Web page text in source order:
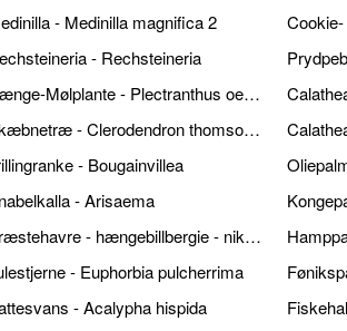
- Medinilla magnifica 2
- Rechsteineria
Hænge-Mølplante - Plectranthus oertendahlii
Skæbnetræ - Clerodendron thomsonae
- Bougainvillea
- Arisaema
Præstehavre - hængebillbergie - nikkende billbergie
- Euphorbia pulcherrima
- Acalypha hispida